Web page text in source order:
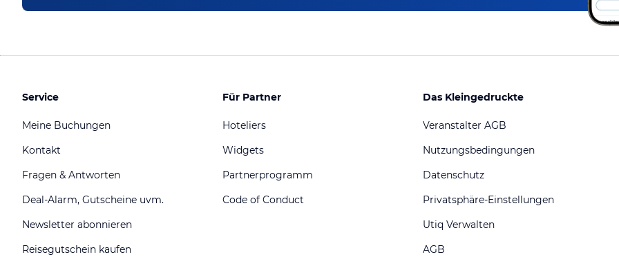
Service
Meine Buchungen
Kontakt
Fragen & Antworten
Deal-Alarm, Gutscheine uvm.
Newsletter abonnieren
Reisegutschein kaufen
Für Partner
Hoteliers
Widgets
Partnerprogramm
Code of Conduct
Das Kleingedruckte
Veranstalter AGB
Nutzungsbedingungen
Datenschutz
Privatsphäre-Einstellungen
Utiq Verwalten
AGB